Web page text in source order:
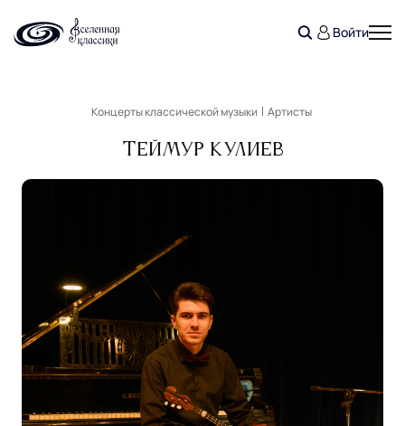
Войти
Концерты классической музыки Артисты
Теймур Кулиев